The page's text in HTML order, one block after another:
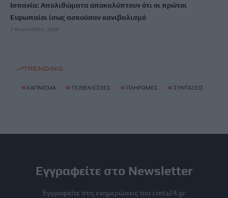
Ισπανία: Απολιθώματα αποκαλύπτουν ότι οι πρώτοι
Ευρωπαίοι ίσως ασκούσαν κανιβαλισμό
7 Αυγούστου, 2026
TRENDING
# ΚΑΠΝΙΣΜΑ # ΠΟΘΕΝ ΕΣΧΕΣ # ΠΛΗΡΩΜΕΣ # ΣΥΝΤΑΞΕΙΣ
Εγγραφείτε στο Newsletter
Εγγραφείτε στις ενημερώσεις του creta24.gr